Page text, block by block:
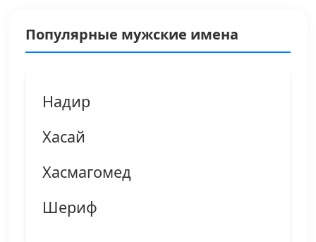
Популярные мужские имена
Надир
Хасай
Хасмагомед
Шериф